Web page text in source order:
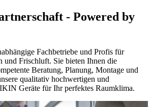
- Powered by
Fachbetriebe und Profis für
und Frischluft. Sie bieten Ihnen die
Beratung, Planung, Montage und
qualitativ hochwertigen und
Geräte für Ihr perfektes Raumklima.